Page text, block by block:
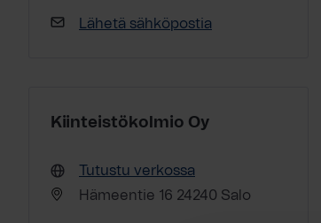
Lähetä sähköpostia
Kiinteistökolmio Oy
Tutustu verkossa
Hämeentie 16 24240 Salo